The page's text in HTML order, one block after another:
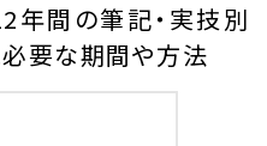
間の筆記・実技別
要な期間や方法